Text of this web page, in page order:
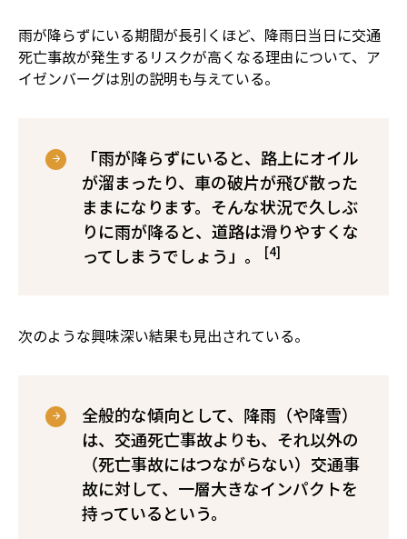
雨が降らずにいる期間が長引くほど、降雨日当日に交通
死亡事故が発生するリスクが高くなる理由について、ア
イゼンバーグは別の説明も与えている。
「雨が降らずにいると、路上にオイル
が溜まったり、車の破片が飛び散った
ままになります。そんな状況で久しぶ
りに雨が降ると、道路は滑りやすくな
ってしまうでしょう」。
[4]
次のような興味深い結果も見出されている。
全般的な傾向として、降雨（や降雪）
は、交通死亡事故よりも、それ以外の
（死亡事故にはつながらない）交通事
故に対して、一層大きなインパクトを
持っているという。